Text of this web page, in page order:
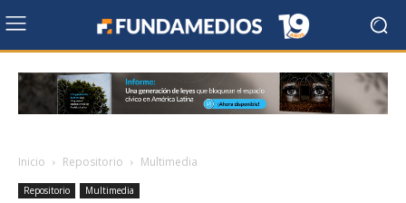
Inicio Repositorio Multimedia
Repositorio Multimedia